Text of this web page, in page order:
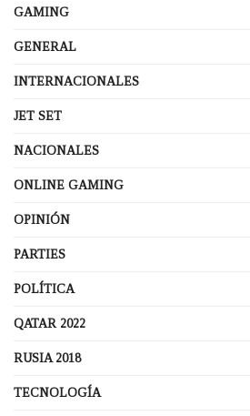
GAMING
GENERAL
INTERNACIONALES
JET SET
NACIONALES
ONLINE GAMING
OPINIÓN
PARTIES
POLÍTICA
QATAR 2022
RUSIA 2018
TECNOLOGÍA